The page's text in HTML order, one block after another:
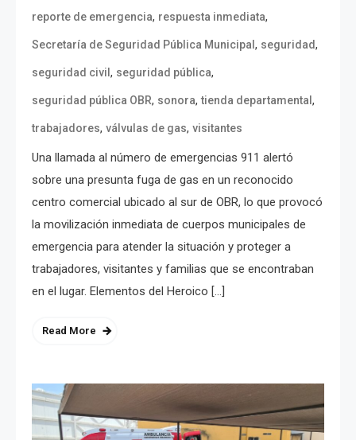
reporte de emergencia, respuesta inmediata,
Secretaría de Seguridad Pública Municipal, seguridad,
seguridad civil, seguridad pública,
seguridad pública OBR, sonora,tienda departamental,
trabajadores, válvulas de gas, visitantes
Una llamada al número de emergencias 911 alertó
sobre una presunta fuga de gas en un reconocido
centro comercial ubicado al sur de OBR, lo que provocó
la movilización inmediata de cuerpos municipales de
emergencia para atender la situación y proteger a
trabajadores, visitantes y familias que se encontraban
en el lugar. Elementos del Heroico […]
Read More